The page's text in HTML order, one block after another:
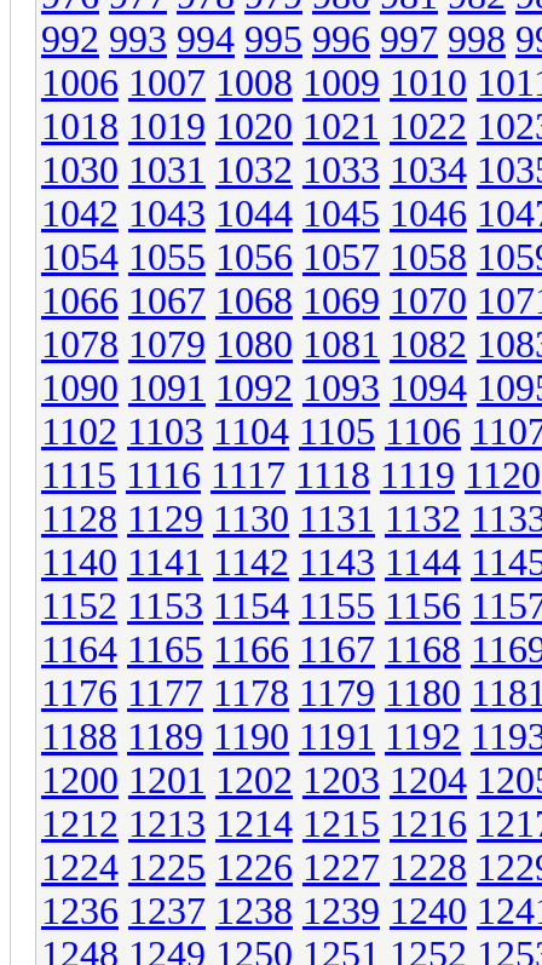
992 993 994 995 996 997 998
1006 1007 1008 1009 1010
1018 1019 1020 1021 1022
1030 1031 1032 1033 1034
1042 1043 1044 1045 1046
1054 1055 1056 1057 1058
1066 1067 1068 1069 1070
1078 1079 1080 1081 1082
1090 1091 1092 1093 1094
1102 1103 1104 1105 1106
1115 1116 1117 1118 1119 1120
1128 1129 1130 1131 1132
1140 1141 1142 1143 1144
1152 1153 1154 1155 1156
1164 1165 1166 1167 1168
1176 1177 1178 1179 1180
1188 1189 1190 1191 1192
1200 1201 1202 1203 1204
1212 1213 1214 1215 1216
1224 1225 1226 1227 1228
1236 1237 1238 1239 1240
1248 1249 1250 1251 1252